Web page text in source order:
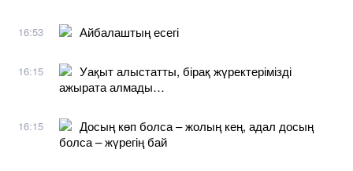
16:53 Айбалаштың есегі
16:15
Уақыт алыстатты, бірақ жүректерімізді
ажырата алмады…
16:15
Досың көп болса – жолың кең, адал досың
болса – жүрегің бай